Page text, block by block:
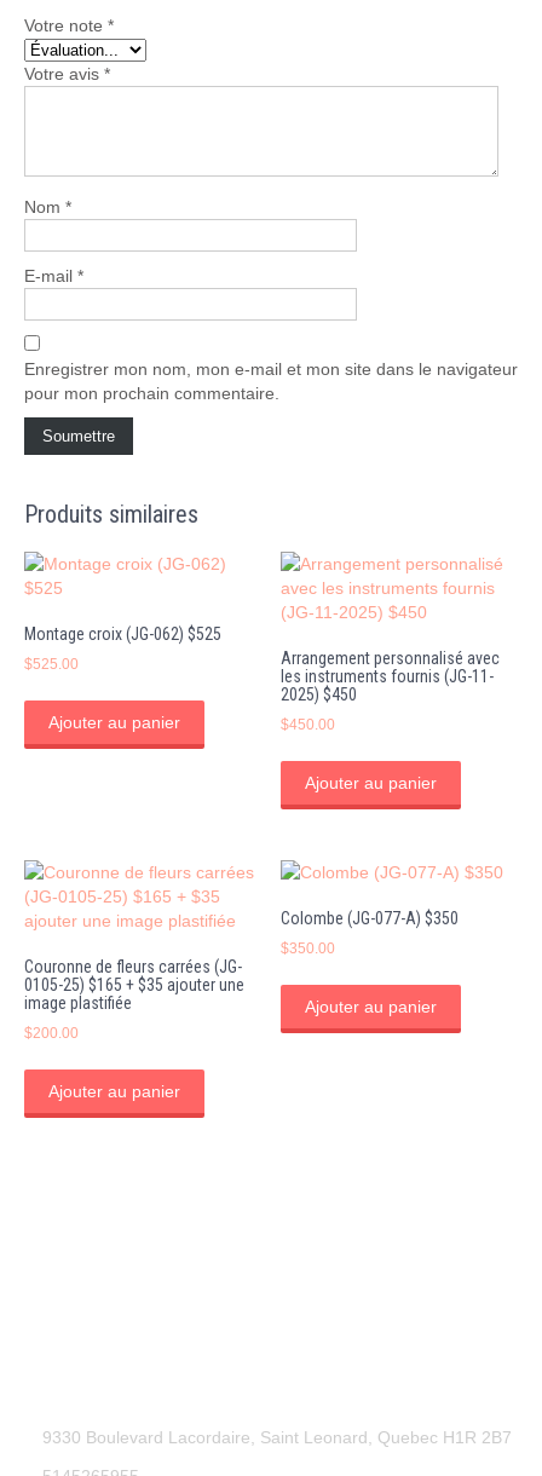
Votre note *
Votre avis *
Nom *
E-mail *
Enregistrer mon nom, mon e-mail et mon site dans le navigateur
pour mon prochain commentaire.
Produits similaires
Montage croix (JG-062) $525
$525.00
Ajouter au panier
Arrangement personnalisé avec
les instruments fournis (JG-11-
2025) $450
$450.00
Ajouter au panier
Couronne de fleurs carrées (JG-
0105-25) $165 + $35 ajouter une
image plastifiée
$200.00
Ajouter au panier
Colombe (JG-077-A) $350
$350.00
Ajouter au panier
9330 Boulevard Lacordaire, Saint Leonard, Quebec H1R 2B7